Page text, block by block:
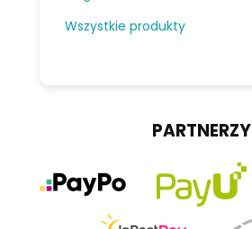
Wszystkie produkty
PARTNERZY